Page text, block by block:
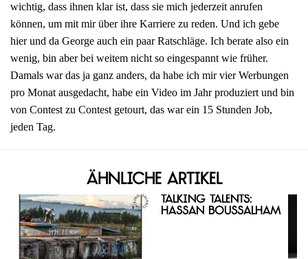
wichtig, dass ihnen klar ist, dass sie mich jederzeit anrufen
können, um mit mir über ihre Karriere zu reden. Und ich gebe
hier und da George auch ein paar Ratschläge. Ich berate also ein
wenig, bin aber bei weitem nicht so eingespannt wie früher.
Damals war das ja ganz anders, da habe ich mir vier Werbungen
pro Monat ausgedacht, habe ein Video im Jahr produziert und bin
von Contest zu Contest getourt, das war ein 15 Stunden Job,
jeden Tag.
Ähnliche Artikel
Talking Talents:
Hassan Boussalham